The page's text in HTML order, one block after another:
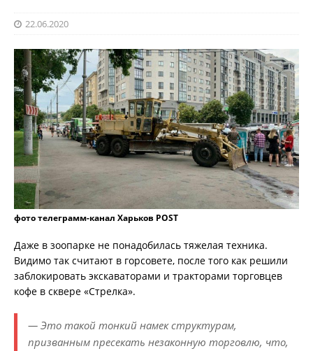
22.06.2020
фото телеграмм-канал Харьков POST
Даже в зоопарке не понадобилась тяжелая техника.
Видимо так считают в горсовете, после того как решили
заблокировать экскаваторами и тракторами торговцев
кофе в сквере «Стрелка».
— Это такой тонкий намек структурам,
призванным пресекать незаконную торговлю, что,